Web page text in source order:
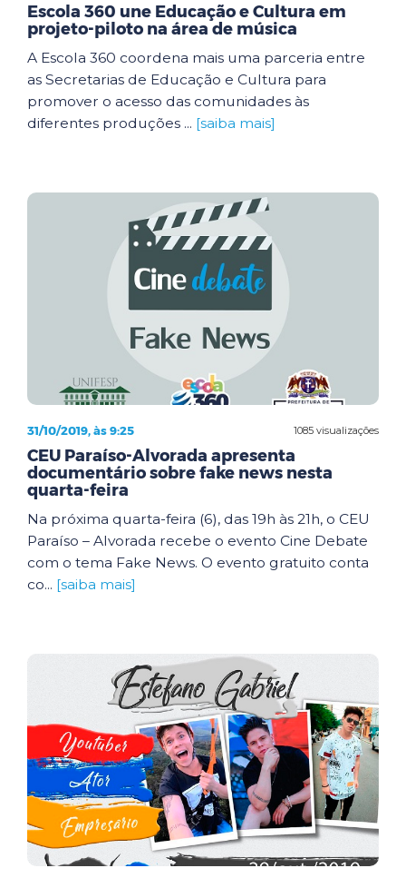
Escola 360 une Educação e Cultura em
projeto-piloto na área de música
A Escola 360 coordena mais uma parceria entre
as Secretarias de Educação e Cultura para
promover o acesso das comunidades às
diferentes produções ... [saiba mais]
1085 visualizações
31/10/2019, às 9:25
CEU Paraíso-Alvorada apresenta
documentário sobre fake news nesta
quarta-feira
Na próxima quarta-feira (6), das 19h às 21h, o CEU
Paraíso – Alvorada recebe o evento Cine Debate
com o tema Fake News. O evento gratuito conta
co... [saiba mais]